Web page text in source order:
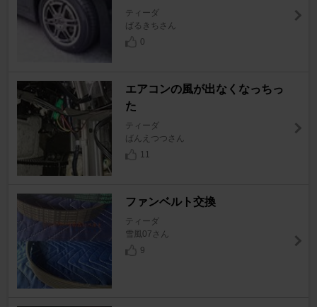
ティーダ
ばるきちさん
0
エアコンの風が出なくなっちっ
た
ティーダ
ばんえつつさん
11
ファンベルト交換
ティーダ
雪風07さん
9